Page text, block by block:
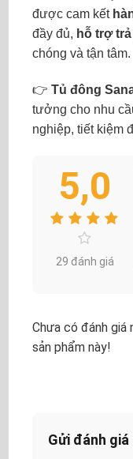
được cam kết
đầy đủ, hỗ trợ
chóng và tận tâm.
👉 Tủ đông
tưởng cho nhu
nghiệp, tiết kiệm
5,0
29 đánh giá
Chưa có đánh giá
sản phẩm này!
Gửi đánh giá